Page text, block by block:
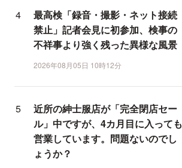
最高検「録音・撮影・ネット接続
禁止」記者会見に初参加、検事の
不祥事より強く残った異様な風景
2026年08月05日 10時12分
近所の紳士服店が「完全閉店セー
ル」中ですが、4カ月目に入っても
営業しています。問題ないのでし
ょうか？